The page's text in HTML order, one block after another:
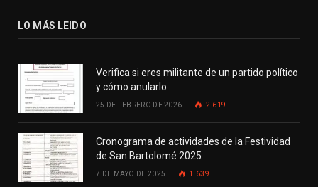
LO MÁS LEIDO
Verifica si eres militante de un partido político
y cómo anularlo
25 DE FEBRERO DE 2026 2.619
Cronograma de actividades de la Festividad
de San Bartolomé 2025
7 DE MAYO DE 2025 1.639